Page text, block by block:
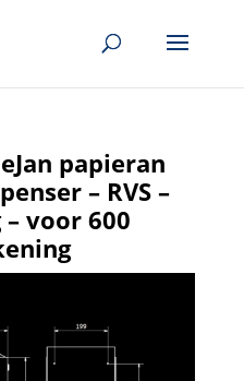
papieran
– RVS –
voor 600